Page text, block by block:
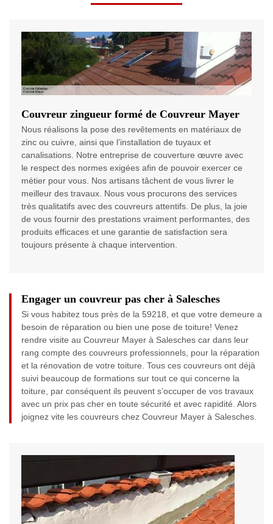
Couvreur zingueur formé de Couvreur Mayer
Nous réalisons la pose des revêtements en matériaux de
zinc ou cuivre, ainsi que l’installation de tuyaux et
canalisations. Notre entreprise de couverture œuvre avec
le respect des normes exigées afin de pouvoir exercer ce
métier pour vous. Nos artisans tâchent de vous livrer le
meilleur des travaux. Nous vous procurons des services
très qualitatifs avec des couvreurs attentifs. De plus, la joie
de vous fournir des prestations vraiment performantes, des
produits efficaces et une garantie de satisfaction sera
toujours présente à chaque intervention.
Engager un couvreur pas cher à Salesches
Si vous habitez tous près de la 59218, et que votre demeure a
besoin de réparation ou bien une pose de toiture! Venez
rendre visite au Couvreur Mayer à Salesches car dans leur
rang compte des couvreurs professionnels, pour la réparation
et la rénovation de votre toiture. Tous ces couvreurs ont déjà
suivi beaucoup de formations sur tout ce qui concerne la
toiture, par conséquent ils peuvent s’occuper de vos travaux
avec un prix pas cher en toute sécurité et avec rapidité. Alors
joignez vite les couvreurs chez Couvreur Mayer à Salesches.